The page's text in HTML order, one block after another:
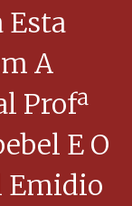
Esta
A
Profª
E O
Emidio